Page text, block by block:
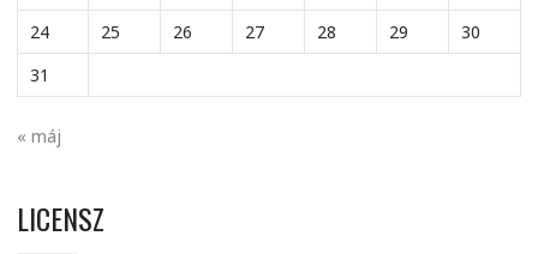
24
25 26 27 28 29
30
31
« máj
LICENSZ